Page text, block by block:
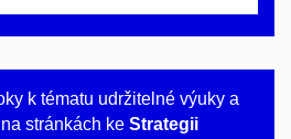
k tématu udržitelné výuky a
stránkách ke Strategii